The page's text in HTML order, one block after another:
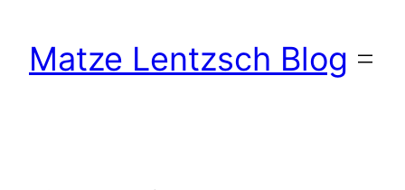
Inhalt
springen
Matze Lentzsch Blog